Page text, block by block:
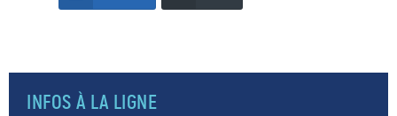
INFOS À LA LIGNE